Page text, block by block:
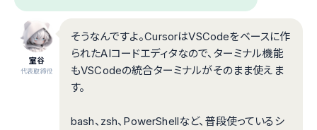
室谷
代表取締役
そうなんですよ。CursorはVSCodeをベースに作
られたAIコードエディタなので、ターミナル機能
もVSCodeの統合ターミナルがそのまま使えま
す。
bash、zsh、PowerShellなど、普段使っているシ